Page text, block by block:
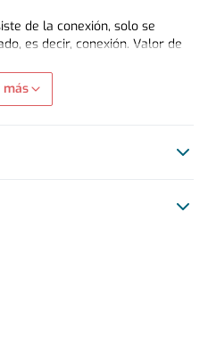
de la conexión, solo se
es decir, conexión. Valor de
corridos, se excluyen de la
más